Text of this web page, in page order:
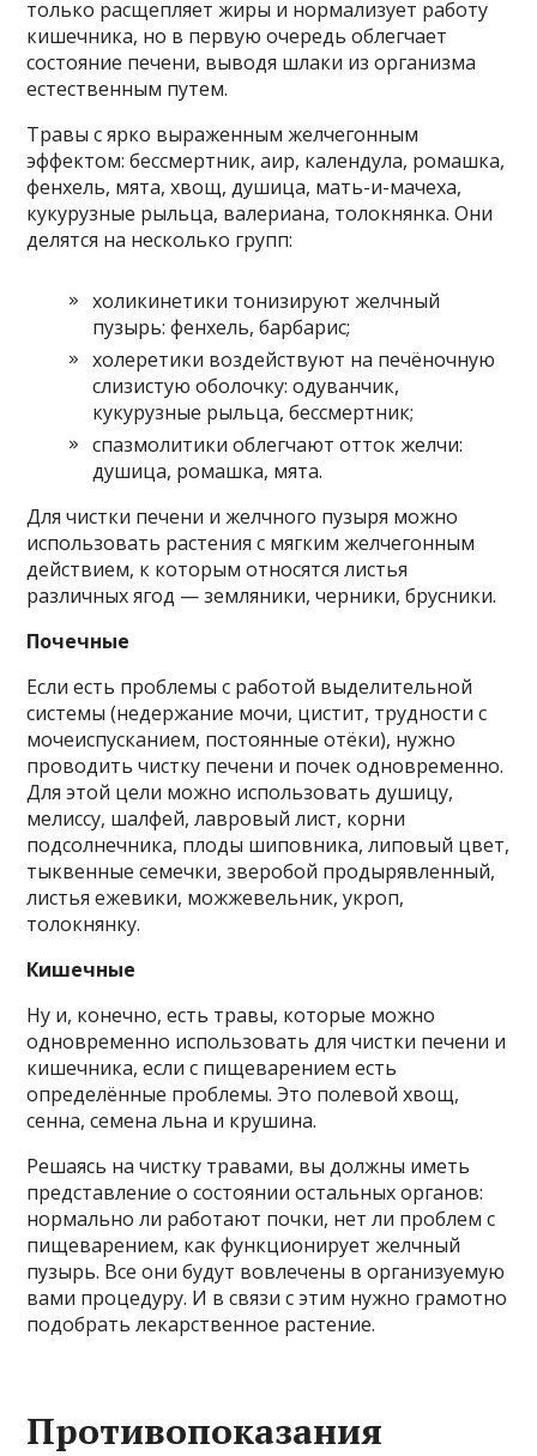
только расщепляет жиры и нормализует работу
кишечника, но в первую очередь облегчает
состояние печени, выводя шлаки из организма
естественным путем.
Травы с ярко выраженным желчегонным
эффектом: бессмертник, аир, календула, ромашка,
фенхель, мята, хвощ, душица, мать-и-мачеха,
кукурузные рыльца, валериана, толокнянка. Они
делятся на несколько групп:
холикинетики тонизируют желчный
пузырь: фенхель, барбарис;
холеретики воздействуют на печёночную
слизистую оболочку: одуванчик,
кукурузные рыльца, бессмертник;
спазмолитики облегчают отток желчи:
душица, ромашка, мята.
Для чистки печени и желчного пузыря можно
использовать растения с мягким желчегонным
действием, к которым относятся листья
различных ягод — земляники, черники, брусники.
Почечные
Если есть проблемы с работой выделительной
системы (недержание мочи, цистит, трудности с
мочеиспусканием, постоянные отёки), нужно
проводить чистку печени и почек одновременно.
Для этой цели можно использовать душицу,
мелиссу, шалфей, лавровый лист, корни
подсолнечника, плоды шиповника, липовый цвет,
тыквенные семечки, зверобой продырявленный,
листья ежевики, можжевельник, укроп,
толокнянку.
Кишечные
Ну и, конечно, есть травы, которые можно
одновременно использовать для чистки печени и
кишечника, если с пищеварением есть
определённые проблемы. Это полевой хвощ,
сенна, семена льна и крушина.
Решаясь на чистку травами, вы должны иметь
представление о состоянии остальных органов:
нормально ли работают почки, нет ли проблем с
пищеварением, как функционирует желчный
пузырь. Все они будут вовлечены в организуемую
вами процедуру. И в связи с этим нужно грамотно
подобрать лекарственное растение.
Противопоказания